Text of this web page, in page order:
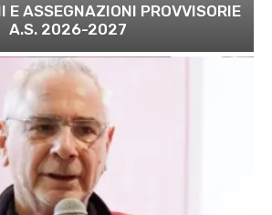
ASSEGNAZIONI PROVVISORIE
A.S. 2026-2027